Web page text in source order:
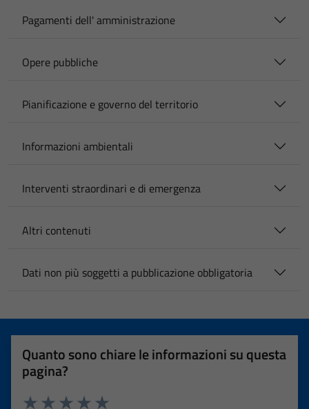
Pagamenti dell' amministrazione
Opere pubbliche
Pianificazione e governo del territorio
Informazioni ambientali
Interventi straordinari e di emergenza
Altri contenuti
Dati non più soggetti a pubblicazione obbligatoria
Quanto sono chiare le informazioni su questa
pagina?